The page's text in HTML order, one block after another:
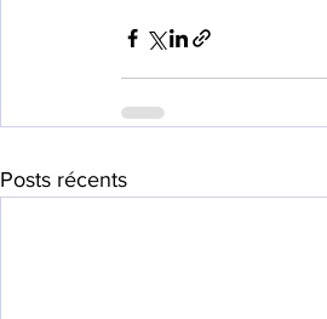
Posts récents